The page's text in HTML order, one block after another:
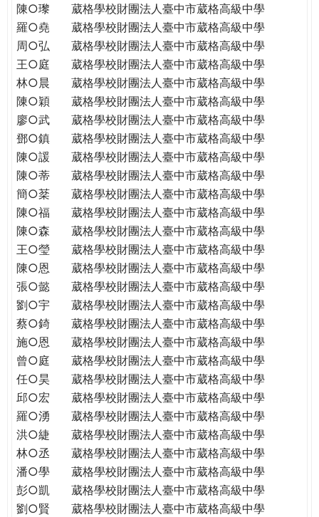
陳○瓈
葳格學校財團法人臺中市葳格高級中學
羅○堯
葳格學校財團法人臺中市葳格高級中學
周○弘
葳格學校財團法人臺中市葳格高級中學
王○庭
葳格學校財團法人臺中市葳格高級中學
林○晨
葳格學校財團法人臺中市葳格高級中學
陳○穎
葳格學校財團法人臺中市葳格高級中學
廖○武
葳格學校財團法人臺中市葳格高級中學
鄧○鎮
葳格學校財團法人臺中市葳格高級中學
陳○諼
葳格學校財團法人臺中市葳格高級中學
陳○蒂
葳格學校財團法人臺中市葳格高級中學
簡○棻
葳格學校財團法人臺中市葳格高級中學
陳○福
葳格學校財團法人臺中市葳格高級中學
陳○森
葳格學校財團法人臺中市葳格高級中學
王○瑩
葳格學校財團法人臺中市葳格高級中學
陳○恩
葳格學校財團法人臺中市葳格高級中學
張○懿
葳格學校財團法人臺中市葳格高級中學
劉○宇
葳格學校財團法人臺中市葳格高級中學
蔡○錡
葳格學校財團法人臺中市葳格高級中學
施○恩
葳格學校財團法人臺中市葳格高級中學
曾○庭
葳格學校財團法人臺中市葳格高級中學
任○昊
葳格學校財團法人臺中市葳格高級中學
邱○宏
葳格學校財團法人臺中市葳格高級中學
羅○湧
葳格學校財團法人臺中市葳格高級中學
洪○緁
葳格學校財團法人臺中市葳格高級中學
林○丞
葳格學校財團法人臺中市葳格高級中學
潘○學
葳格學校財團法人臺中市葳格高級中學
彭○凱
葳格學校財團法人臺中市葳格高級中學
劉○賢
葳格學校財團法人臺中市葳格高級中學